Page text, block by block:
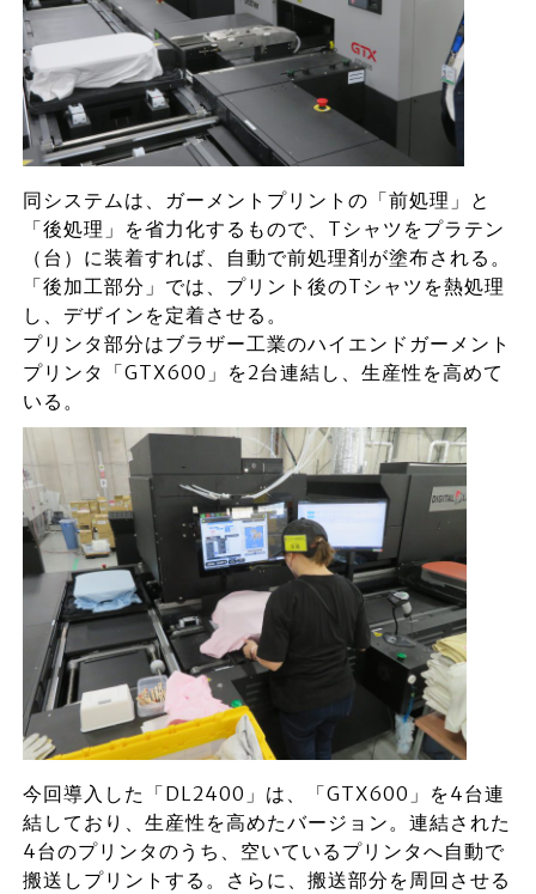
同システムは、ガーメントプリントの「前処理」と
「後処理」を省力化するもので、Tシャツをプラテン
（台）に装着すれば、自動で前処理剤が塗布される。
「後加工部分」では、プリント後のTシャツを熱処理
し、デザインを定着させる。
プリンタ部分はブラザー工業のハイエンドガーメント
プリンタ「GTX600」を2台連結し、生産性を高めて
いる。
今回導入した「DL2400」は、「GTX600」を4台連
結しており、生産性を高めたバージョン。連結された
4台のプリンタのうち、空いているプリンタへ自動で
搬送しプリントする。さらに、搬送部分を周回させる